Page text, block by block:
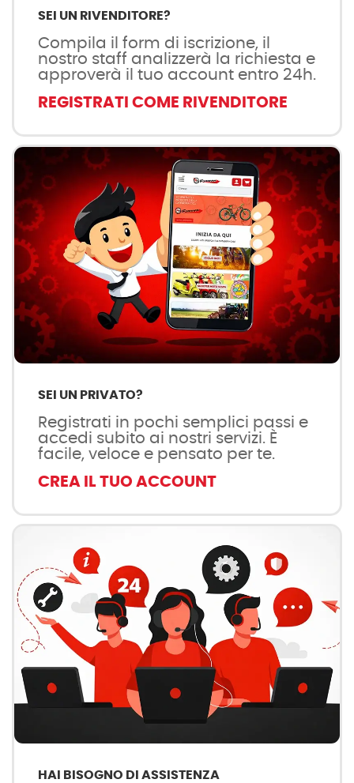
SEI UN RIVENDITORE?
Compila il form di iscrizione, il
nostro staff analizzerà la richiesta e
approverà il tuo account entro 24h.
REGISTRATI COME RIVENDITORE
SEI UN PRIVATO?
Registrati in pochi semplici passi e
accedi subito ai nostri servizi. È
facile, veloce e pensato per te.
CREA IL TUO ACCOUNT
HAI BISOGNO DI ASSISTENZA